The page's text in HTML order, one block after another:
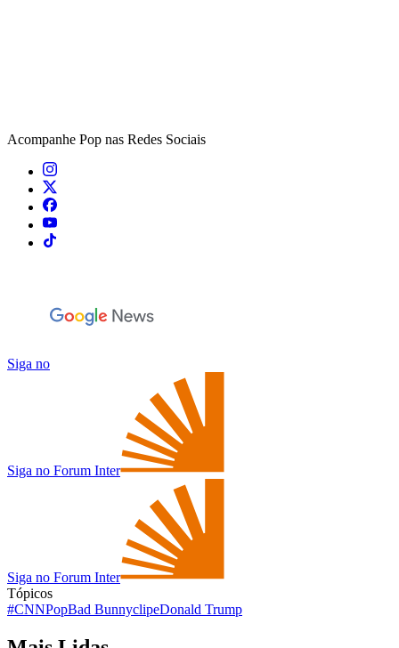
Acompanhe Pop nas Redes Sociais
Siga no
Siga no Forum Inter
Siga no Forum Inter
Tópicos
#CNNPopBad BunnyclipeDonald Trump